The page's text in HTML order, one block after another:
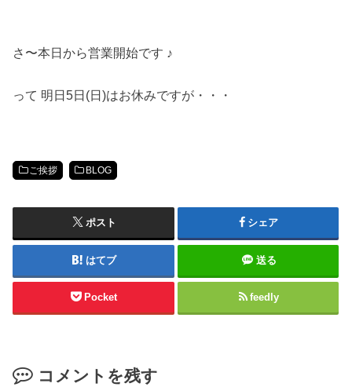
さ〜本日から営業開始です ♪
って 明日5日(日)はお休みですが・・・
ご挨拶 BLOG
ポスト シェア
はてブ 送る
Pocket feedly
コメントを残す